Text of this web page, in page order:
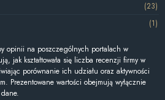
(23)
(1)
opinii na poszczególnych portalach w
jak kształtowała się liczba recenzji firmy w
porównanie ich udziału oraz aktywności
Prezentowane wartości obejmują wyłącznie